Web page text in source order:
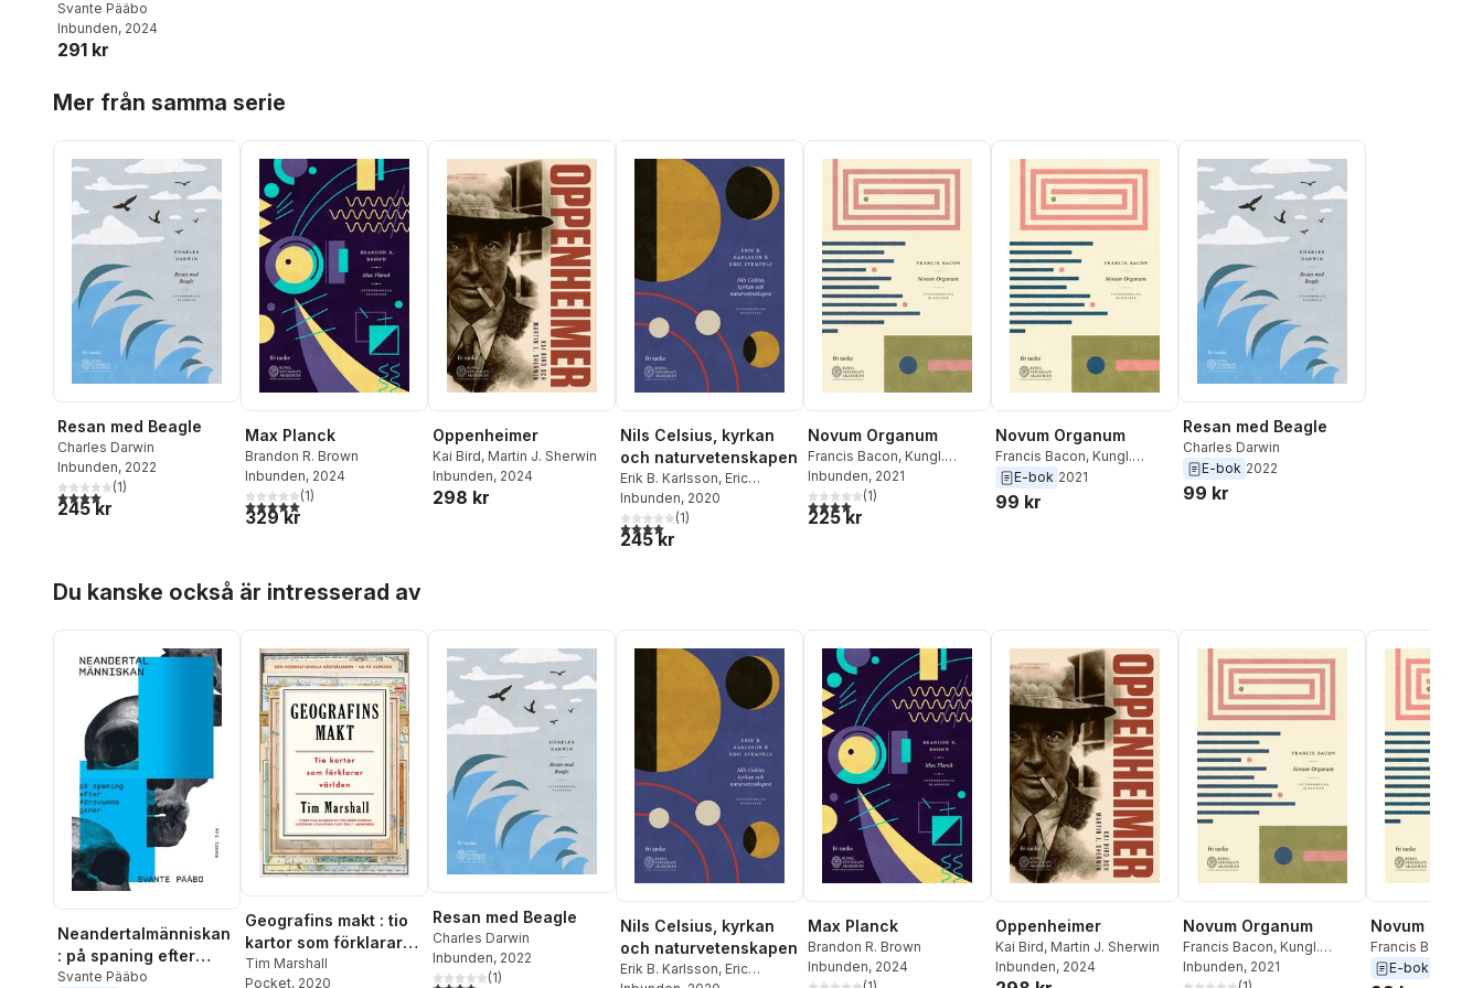
Svante Pääbo
Inbunden, 2024
291 kr
Mer från samma serie
Resan med Beagle
Charles Darwin
Inbunden, 2022
4,0utav 5 stjärnor. Totalt antal röster:
(1)
245 kr
Max Planck
Brandon R. Brown
Inbunden, 2024
5,0utav 5 stjärnor. Totalt antal röster:
(1)
329 kr
Oppenheimer
Kai Bird, Martin J. Sherwin
Inbunden, 2024
298 kr
Nils Celsius, kyrkan
och naturvetenskapen
Erik B. Karlsson, Eric
Stempels
Inbunden, 2020
4,0utav 5 stjärnor. Totalt antal röster:
(1)
245 kr
Novum Organum
Francis Bacon, Kungl.
Vetenskapsakademien
Inbunden, 2021
4,0utav 5 stjärnor. Totalt antal röster:
(1)
225 kr
Novum Organum
Francis Bacon, Kungl.
Vetenskapsakademien
E-bok 2021
99 kr
Resan med Beagle
Charles Darwin
E-bok 2022
99 kr
Du kanske också är intresserad av
Neandertalmänniskan
: på spaning efter
försvunna gener
Svante Pääbo
Geografins makt : tio
kartor som förklarar
världen
Tim Marshall
Pocket, 2020
Resan med Beagle
Charles Darwin
Inbunden, 2022
(1)
Nils Celsius, kyrkan
och naturvetenskapen
Erik B. Karlsson, Eric
Max Planck
Brandon R. Brown
Inbunden, 2024
Oppenheimer
Kai Bird, Martin J. Sherwin
Inbunden, 2024
Novum Organum
Francis Bacon, Kungl.
Vetenskapsakademien
Inbunden, 2021
Novum
Francis Bacon
E-bok